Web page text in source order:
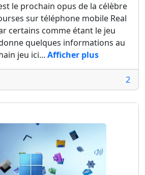
le prochain opus de la célèbre
sur téléphone mobile Real
certains comme étant le jeu
donne quelques informations au
jeu ici... Afficher plus
2